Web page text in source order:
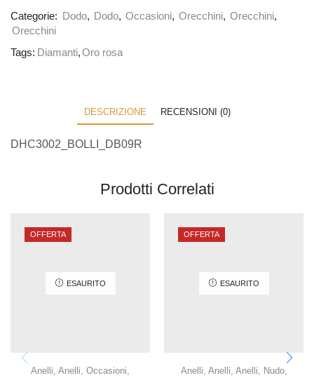
Categorie: Dodo, Dodo, Occasioni, Orecchini, Orecchini,
Orecchini
Tags: Diamanti,Oro rosa
DESCRIZIONE RECENSIONI (0)
DHC3002_BOLLI_DB09R
Prodotti Correlati
OFFERTA
ESAURITO
Anelli, Anelli, Occasioni,
OFFERTA
ESAURITO
Anelli, Anelli, Anelli, Nudo,